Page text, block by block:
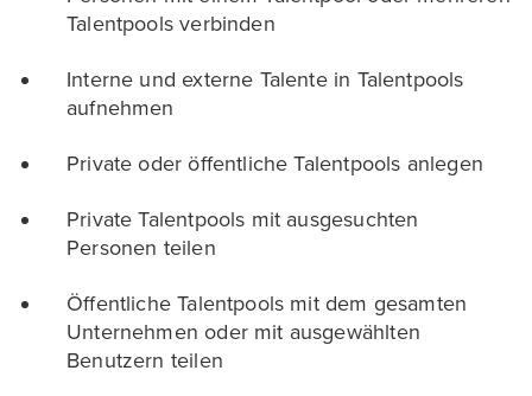
Talentpools verbinden
Interne und externe Talente in Talentpools
aufnehmen
Private oder öffentliche Talentpools anlegen
Private Talentpools mit ausgesuchten
Personen teilen
Öffentliche Talentpools mit dem gesamten
Unternehmen oder mit ausgewählten
Benutzern teilen